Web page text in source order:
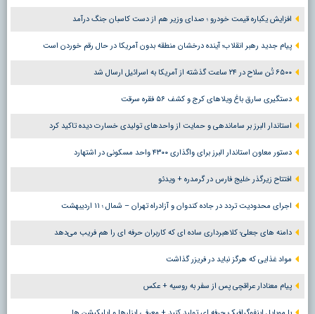
افزایش یکباره قیمت خودرو ؛ صدای وزیر هم از دست کاسبان جنگ درآمد
پیام جدید رهبر انقلاب؛ آینده درخشان منطقه بدون آمریکا در حال رقم خوردن است
۶۵۰۰ تُن سلاح در ۲۴ ساعت گذشته از آمریکا به اسرائیل ارسال شد
دستگیری سارق باغ ویلاهای کرج و کشف ۵۶ فقره سرقت
استاندار البرز بر ساماندهی و حمایت از واحدهای تولیدی خسارت دیده تاکید کرد
دستور معاون استاندار البرز برای واگذاری ۴۳۰۰ واحد مسکونی در اشتهارد
افتتاح زیرگذر خلیج فارس در گرمدره + ویدئو
اجرای محدودیت تردد در جاده کندوان و آزادراه تهران – شمال ؛ ١١ اردیبهشت
دامنه های جعلی؛ کلاهبرداری ساده ای که کاربران حرفه ای را هم فریب می‌دهد
مواد غذایی که هرگز نباید در فریزر گذاشت
پیام معنادار عراقچی پس از سفر به روسیه + عکس